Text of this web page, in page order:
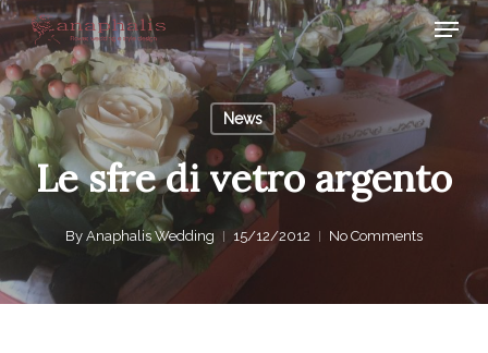
Skip
main
content
Menu
News
Le sfre di vetro argento
By Anaphalis Wedding 15/12/2012 No Comments
Close